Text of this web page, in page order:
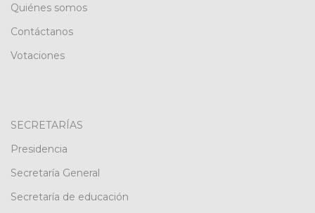
Quiénes somos
Contáctanos
Votaciones
SECRETARÍAS
Presidencia
Secretaría General
Secretaría de educación